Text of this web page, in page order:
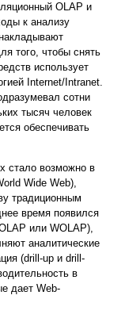
OLAP и
к анализу
того, чтобы снять
использует
Internet/Intranet.
сотни
тысяч человек
обеспечивать
стало возможно в
Wide Web),
традиционным
время появился
или WOLAP),
аналитические
(drill-up и drill-
в
дает Web-